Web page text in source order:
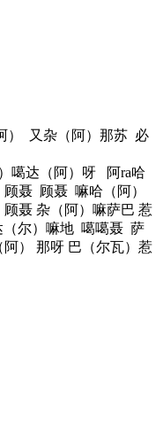
） 又杂（阿）那苏 必
噶达（阿）呀 阿ra哈
聂 顾聂 嘛哈（阿）
聂 杂（阿）嘛萨巴 惹
尔）嘛地 噶噶聂 萨
） 那呀 巴（尔瓦）惹